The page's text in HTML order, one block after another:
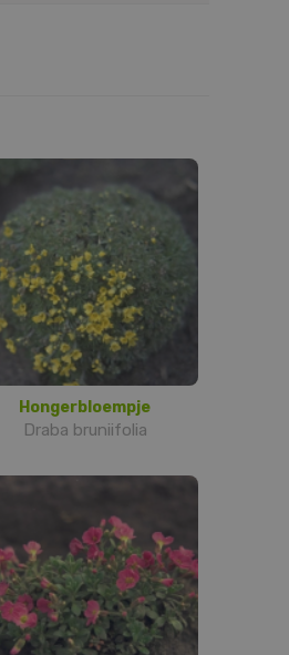
Hongerbloempje
Draba bruniifolia